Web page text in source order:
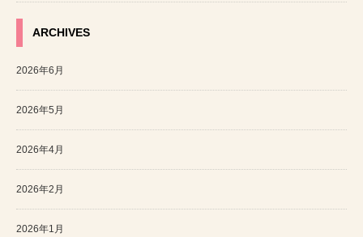
ARCHIVES
2026年6月
2026年5月
2026年4月
2026年2月
2026年1月